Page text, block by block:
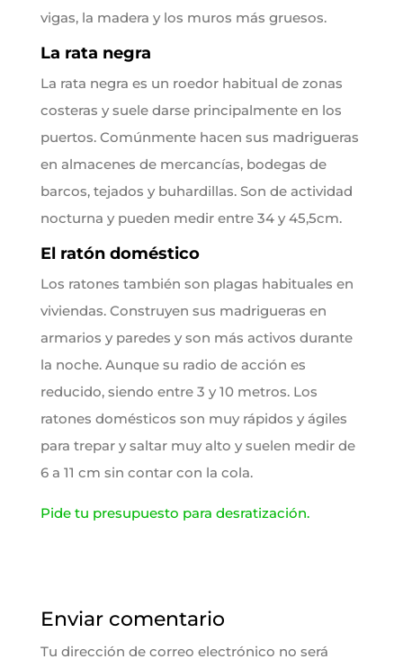
vigas, la madera y los muros más gruesos.
La rata negra
La rata negra es un roedor habitual de zonas
costeras y suele darse principalmente en los
puertos. Comúnmente hacen sus madrigueras
en almacenes de mercancías, bodegas de
barcos, tejados y buhardillas. Son de actividad
nocturna y pueden medir entre 34 y 45,5cm.
El ratón doméstico
Los ratones también son plagas habituales en
viviendas. Construyen sus madrigueras en
armarios y paredes y son más activos durante
la noche. Aunque su radio de acción es
reducido, siendo entre 3 y 10 metros. Los
ratones domésticos son muy rápidos y ágiles
para trepar y saltar muy alto y suelen medir de
6 a 11 cm sin contar con la cola.
Pide tu presupuesto para desratización.
Enviar comentario
Tu dirección de correo electrónico no será